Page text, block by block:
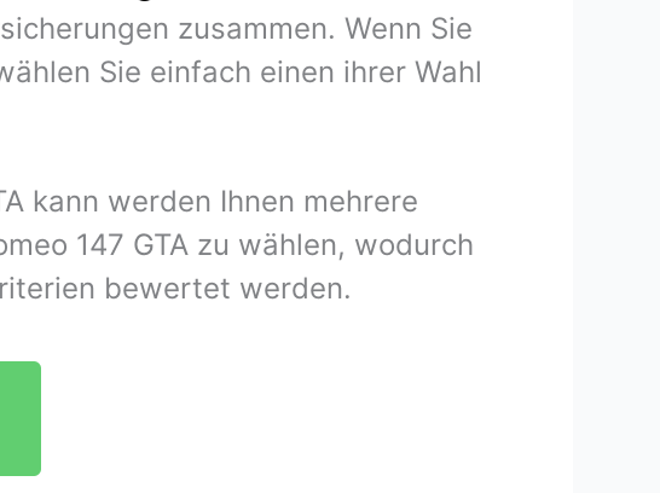
zusammen. Wenn Sie
Sie einfach einen ihrer Wahl
kann werden Ihnen mehrere
147 GTA zu wählen, wodurch
bewertet werden.